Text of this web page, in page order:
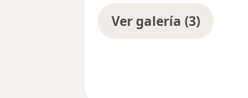
Ver galería (3)